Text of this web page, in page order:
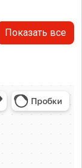
Показать все